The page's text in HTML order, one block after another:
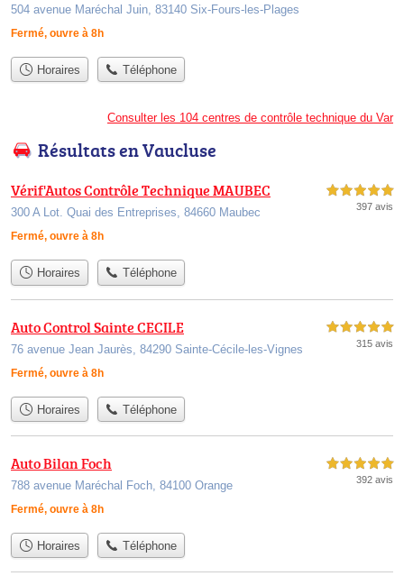
504 avenue Maréchal Juin, 83140 Six-Fours-les-Plages
Fermé, ouvre à 8h
Horaires Téléphone
Consulter les 104 centres de contrôle technique du Var
Résultats en Vaucluse
Vérif'Autos Contrôle Technique MAUBEC
300 A Lot. Quai des Entreprises, 84660 Maubec
Fermé, ouvre à 8h
5,0 étoiles sur 5
397 avis
Horaires Téléphone
Auto Control Sainte CECILE
76 avenue Jean Jaurès, 84290 Sainte-Cécile-les-Vignes
Fermé, ouvre à 8h
5,0 étoiles sur 5
315 avis
Horaires Téléphone
Auto Bilan Foch
788 avenue Maréchal Foch, 84100 Orange
Fermé, ouvre à 8h
5,0 étoiles sur 5
392 avis
Horaires Téléphone